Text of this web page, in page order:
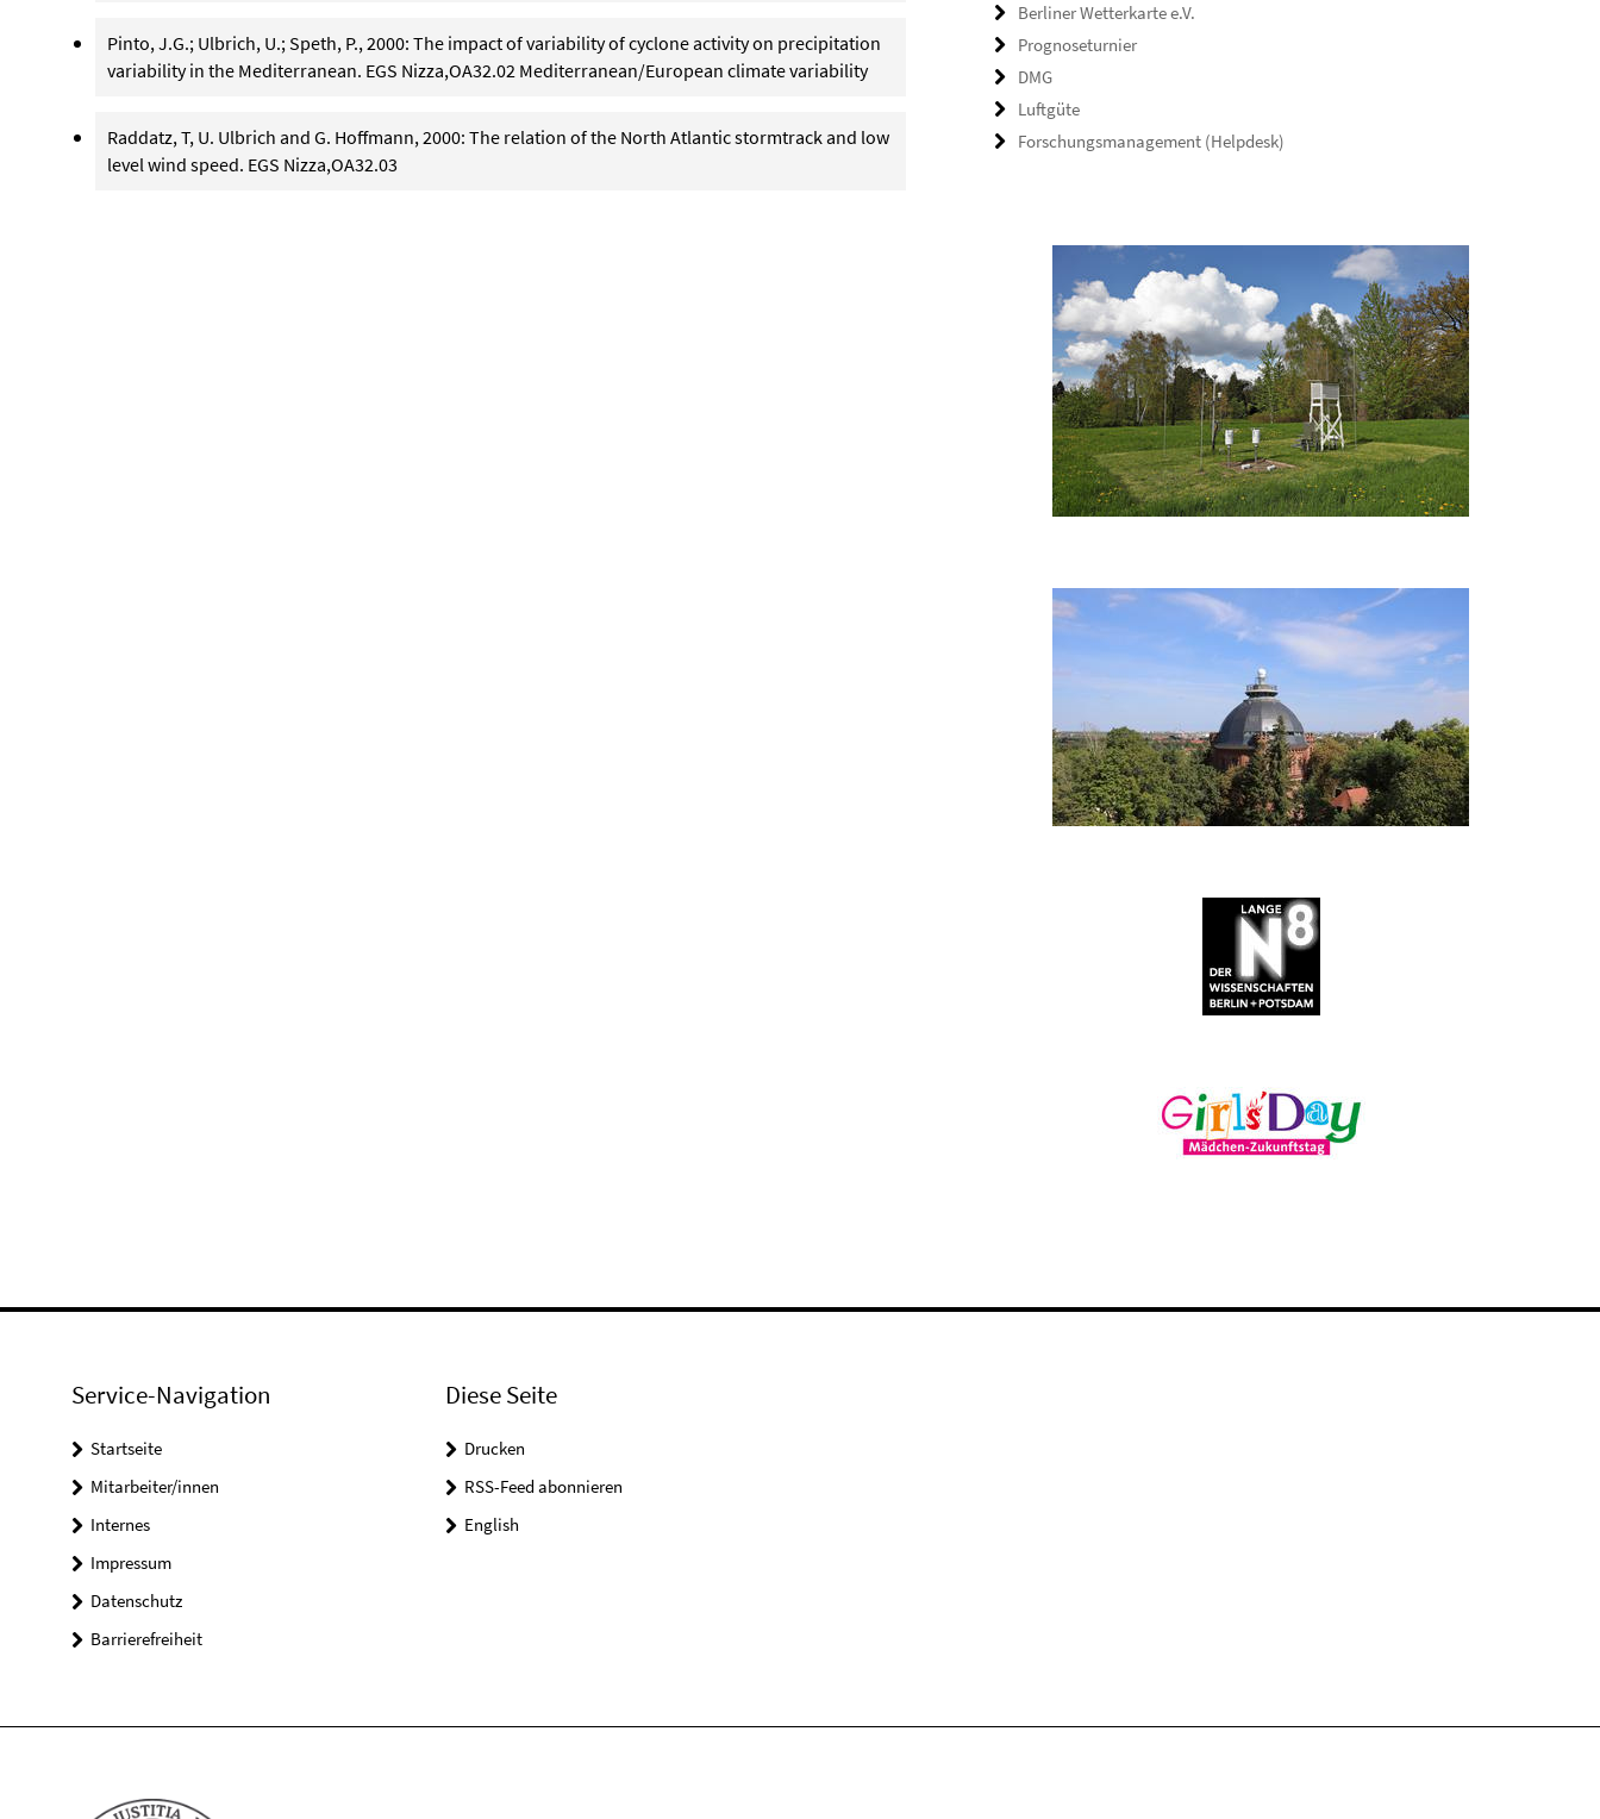
Pinto, J.G.; Ulbrich, U.; Speth, P., 2000: The impact of variability of cyclone activity on precipitation
variability in the Mediterranean. EGS Nizza,OA32.02 Mediterranean/European climate variability
Raddatz, T, U. Ulbrich and G. Hoffmann, 2000: The relation of the North Atlantic stormtrack and low
level wind speed. EGS Nizza,OA32.03
Berliner Wetterkarte e.V.
Prognoseturnier
DMG
Luftgüte
Forschungsmanagement (Helpdesk)
Service-Navigation
Startseite
Mitarbeiter/innen
Internes
Impressum
Datenschutz
Barrierefreiheit
Diese Seite
Drucken
RSS-Feed abonnieren
English